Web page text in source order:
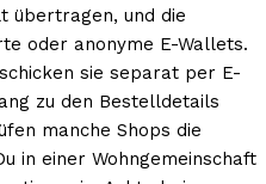
übertragen, und die
oder anonyme E-Wallets.
sie separat per E-
zu den Bestelldetails
manche Shops die
in einer Wohngemeinschaft